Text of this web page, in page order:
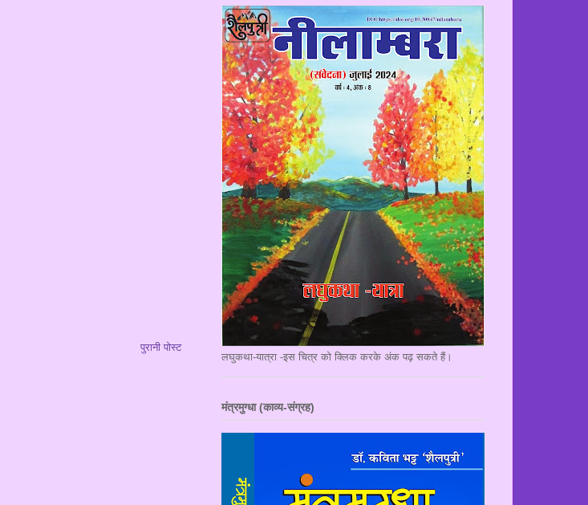
पुरानी पोस्ट
लघुकथा-यात्रा -इस चित्र को क्लिक करके अंक पढ़ सकते हैं।
मंत्रमुग्धा (काव्य-संग्रह)